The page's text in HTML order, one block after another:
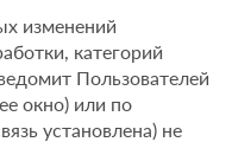
изменений
категорий
Пользователей
окно) или по
установлена) не